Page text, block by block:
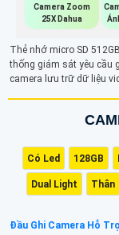
Camera Zoom
25X Dahua
Thẻ nhớ micro SD
thống giám sát yêu cầu
camera lưu trữ dữ liệu
Có Led 128GB
Dual Light Thân
Đầu Ghi Camera Hỗ